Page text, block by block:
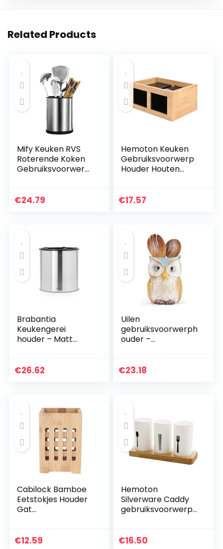
Related Products
Mify Keuken RVS
Roterende Koken
Gebruiksvoorwerp,
Gebruiksvoorwerp
€24.79
Hemoton Keuken
Gebruiksvoorwerp
Houder Houten
Houder Messenblok
€17.57
Brabantia
Keukengerei
houder – Matt
€26.62
Uilen
gebruiksvoorwerph
ouder –
houder van
€23.18
Cabilock Bamboe
Eetstokjes Houder
Gat
Serviesgoed
€12.59
Hemoton
Silverware Caddy
gebruiksvoorwerp
voor vork lepel
€16.50